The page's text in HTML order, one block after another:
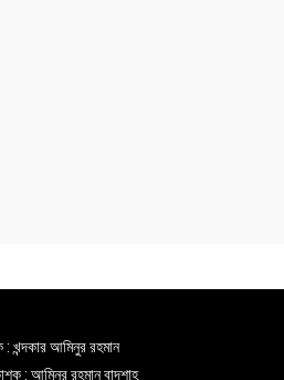
: খন্দকার আমিনুর রহমান
: আমিনুর রহমান বাদশাহ